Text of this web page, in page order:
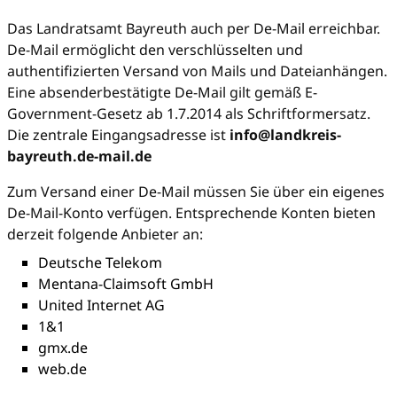
Das Landratsamt Bayreuth auch per De-Mail erreichbar.
De-Mail ermöglicht den verschlüsselten und
authentifizierten Versand von Mails und Dateianhängen.
Eine absenderbestätigte De-Mail gilt gemäß E-
Government-Gesetz ab 1.7.2014 als Schriftformersatz.
Die zentrale Eingangsadresse ist info@landkreis-
bayreuth.de-mail.de
Zum Versand einer De-Mail müssen Sie über ein eigenes
De-Mail-Konto verfügen. Entsprechende Konten bieten
derzeit folgende Anbieter an:
Deutsche Telekom
Mentana-Claimsoft GmbH
United Internet AG
1&1
gmx.de
web.de